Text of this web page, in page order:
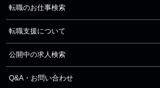
転職のお仕事検索
転職支援について
公開中の求人検索
Q&A・お問い合わせ